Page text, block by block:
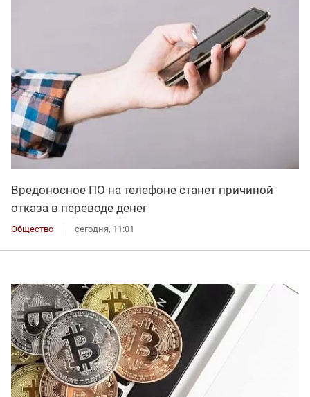
Вредоносное ПО на телефоне станет причиной
отказа в переводе денег
Общество сегодня, 11:01